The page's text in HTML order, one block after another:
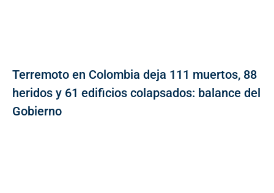
Terremoto en Colombia deja 111 muertos, 88
heridos y 61 edificios colapsados: balance del
Gobierno